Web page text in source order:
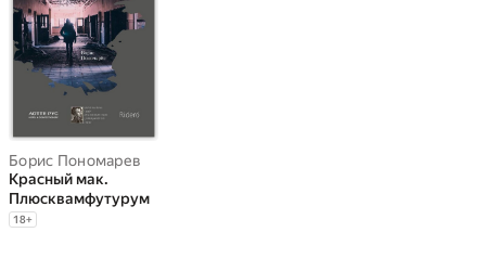
Борис Пономарев
Красный мак.
Плюсквамфутурум
18+